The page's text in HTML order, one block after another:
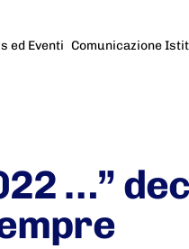
ed Eventi Comunicazione
…”